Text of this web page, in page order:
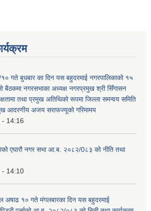
गते बुधबार का दिन यस बहुदरमाई नगरपालिकाको १५
बैठकमा नगरसभाका अध्यक्ष नगरप्रमुख श्री सिँगासन
तथा प्रमुख अतिथिको रूपमा जिल्ला समन्वय समिति
आदरणीय अजय सराफज्यूको गरिमामय
- 14:16
एघारौ नगर सभा आ.ब. २०८२/0८३ को नीति तथा
- 14:10
अषाढ १० गते मंगलबारका दिन यस बहुदरमाई